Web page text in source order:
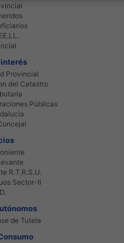
interés
Provincial
del Catastro
Públicas
R.T.R.S.U.
Sector-II
de Tutela